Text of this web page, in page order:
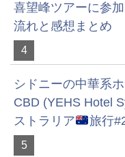
喜望峰ツアーに参
流れと感想まとめ
4
シドニーの中華系
CBD (YEHS Hotel
ストラリア
旅行
5